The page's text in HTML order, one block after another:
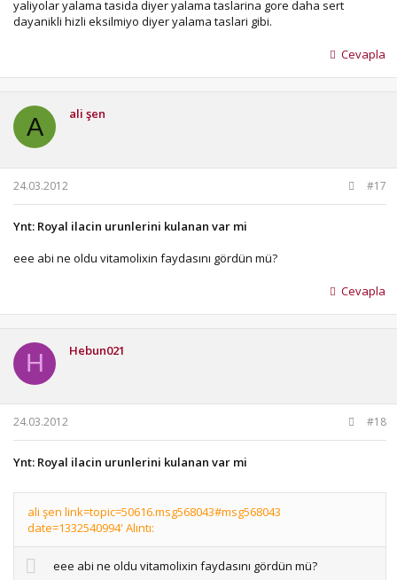
yaliyolar yalama tasida diyer yalama taslarina gore daha sert
dayanikli hizli eksilmiyo diyer yalama taslari gibi.
Cevapla
A ali şen
24.03.2012 #17
Ynt: Royal ilacin urunlerini kulanan var mi
eee abi ne oldu vitamolixin faydasını gördün mü?
Cevapla
H Hebun021
24.03.2012 #18
Ynt: Royal ilacin urunlerini kulanan var mi
ali şen link=topic=50616.msg568043#msg568043
date=1332540994' Alıntı:
eee abi ne oldu vitamolixin faydasını gördün mü?